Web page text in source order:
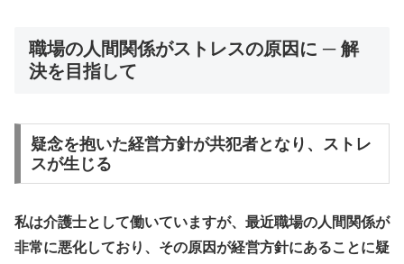
職場の人間関係がストレスの原因に ─ 解
決を目指して
疑念を抱いた経営方針が共犯者となり、ストレ
スが生じる
私は介護士として働いていますが、最近職場の人間関係が
非常に悪化しており、その原因が経営方針にあることに疑